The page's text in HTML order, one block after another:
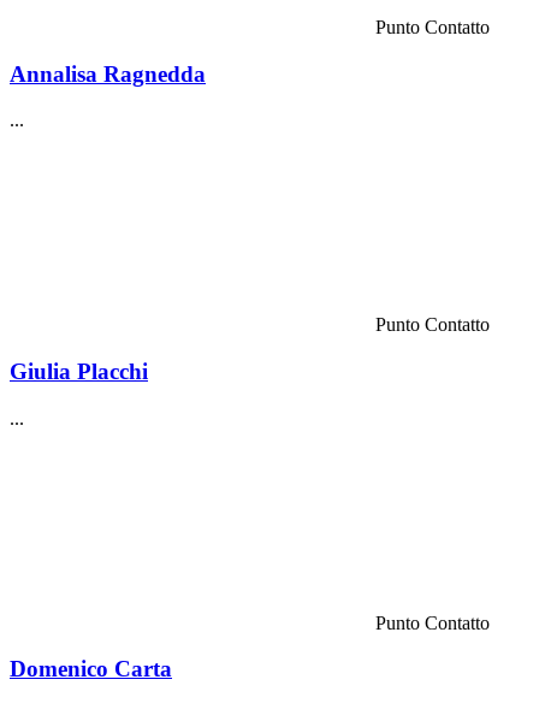
Punto Contatto
Annalisa Ragnedda
...
Punto Contatto
Giulia Placchi
...
Punto Contatto
Domenico Carta